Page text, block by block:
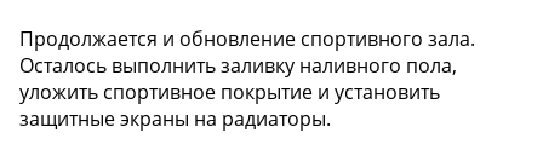
Продолжается и обновление спортивного зала.
Осталось выполнить заливку наливного пола,
уложить спортивное покрытие и установить
защитные экраны на радиаторы.